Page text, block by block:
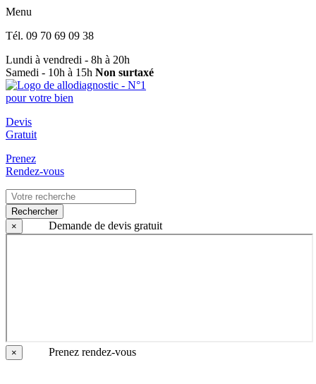
Menu
Tél. 09 70 69 09 38
Lundi à vendredi - 8h à 20h
Samedi - 10h à 15h Non surtaxé
Devis
Gratuit
Prenez
Rendez-vous
Rechercher
×
Demande de devis gratuit
× Prenez rendez-vous